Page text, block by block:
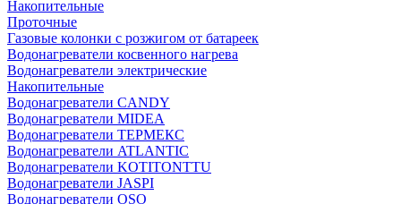
Накопительные
Проточные
Газовые колонки с розжигом от батареек
Водонагреватели косвенного нагрева
Водонагреватели электрические
Накопительные
Водонагреватели CANDY
Водонагреватели MIDEA
Водонагреватели ТЕРМЕКС
Водонагреватели ATLANTIC
Водонагреватели KOTITONTTU
Водонагреватели JASPI
Водонагреватели OSO